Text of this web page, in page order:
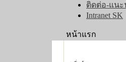
ติดต่อ-แนะ
Intranet SK
หน้าแรก